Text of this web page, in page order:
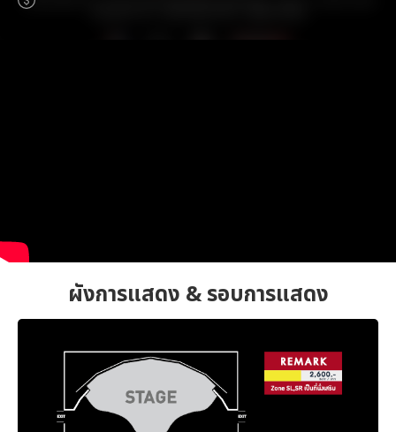
ผังการแสดง & รอบการแสดง